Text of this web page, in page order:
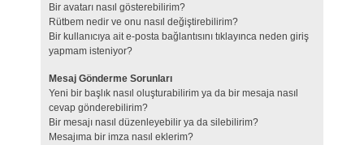
Bir avatarı nasıl gösterebilirim?
Rütbem nedir ve onu nasıl değiştirebilirim?
Bir kullanıcıya ait e-posta bağlantısını tıklayınca neden giriş
yapmam isteniyor?
Mesaj Gönderme Sorunları
Yeni bir başlık nasıl oluşturabilirim ya da bir mesaja nasıl
cevap gönderebilirim?
Bir mesajı nasıl düzenleyebilir ya da silebilirim?
Mesajıma bir imza nasıl eklerim?